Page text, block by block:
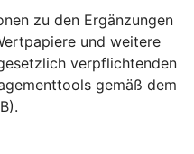
zu den Ergänzungen
und weitere
verpflichtenden
gemäß dem